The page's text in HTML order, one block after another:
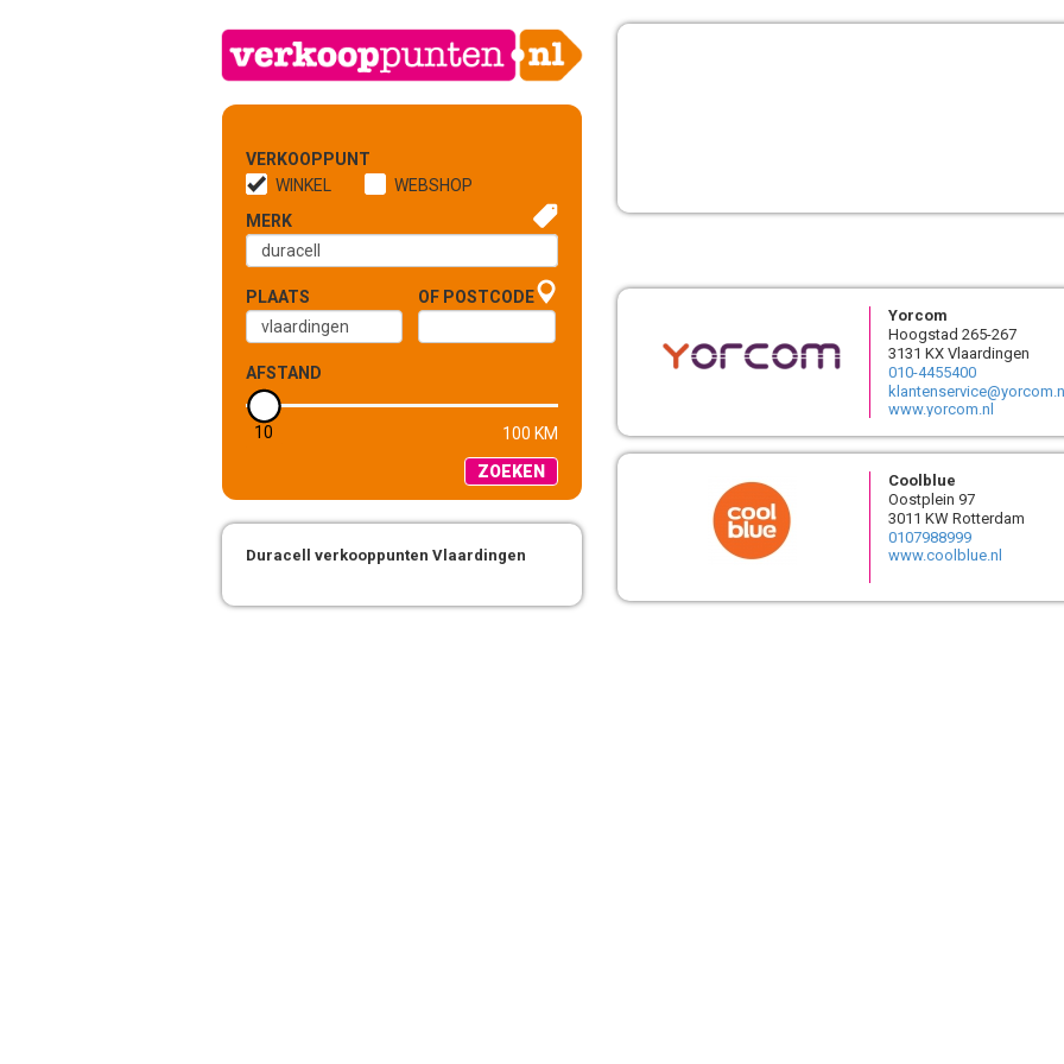
VERKOOPPUNT
WINKEL
WEBSHOP
MERK
PLAATS OF POSTCODE
AFSTAND
5 KM
10
100 KM
ZOEKEN
Duracell verkooppunten Vlaardingen
Yorcom
Hoogstad 265-267
3131 KX Vlaardingen
010-4455400
klantenservice@yorcom.nl
www.yorcom.nl
Coolblue
Oostplein 97
3011 KW Rotterdam
0107988999
www.coolblue.nl